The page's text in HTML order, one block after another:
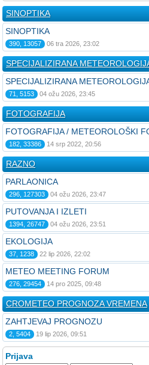
SINOPTIKA
SINOPTIKA
390, 13057 06 tra 2026, 23:02
SPECIJALIZIRANA
SPECIJALIZIRANA
71, 5153 04 ožu 2026, 23:45
FOTOGRAFIJA
FOTOGRAFIJA / METEOROLOŠKI
182, 33386 14 srp 2022, 20:56
RAZNO
PARLAONICA
296, 127303 04 ožu 2026, 23:47
PUTOVANJA I IZLETI
1394, 26747 04 ožu 2026, 23:51
EKOLOGIJA
37, 1238 22 lip 2026, 22:02
METEO MEETING FORUM
276, 29454 14 pro 2025, 09:48
CROMETEO PROGNOZA VREMENA
ZAHTJEVAJ PROGNOZU
2, 5404 19 lip 2026, 09:51
Prijava